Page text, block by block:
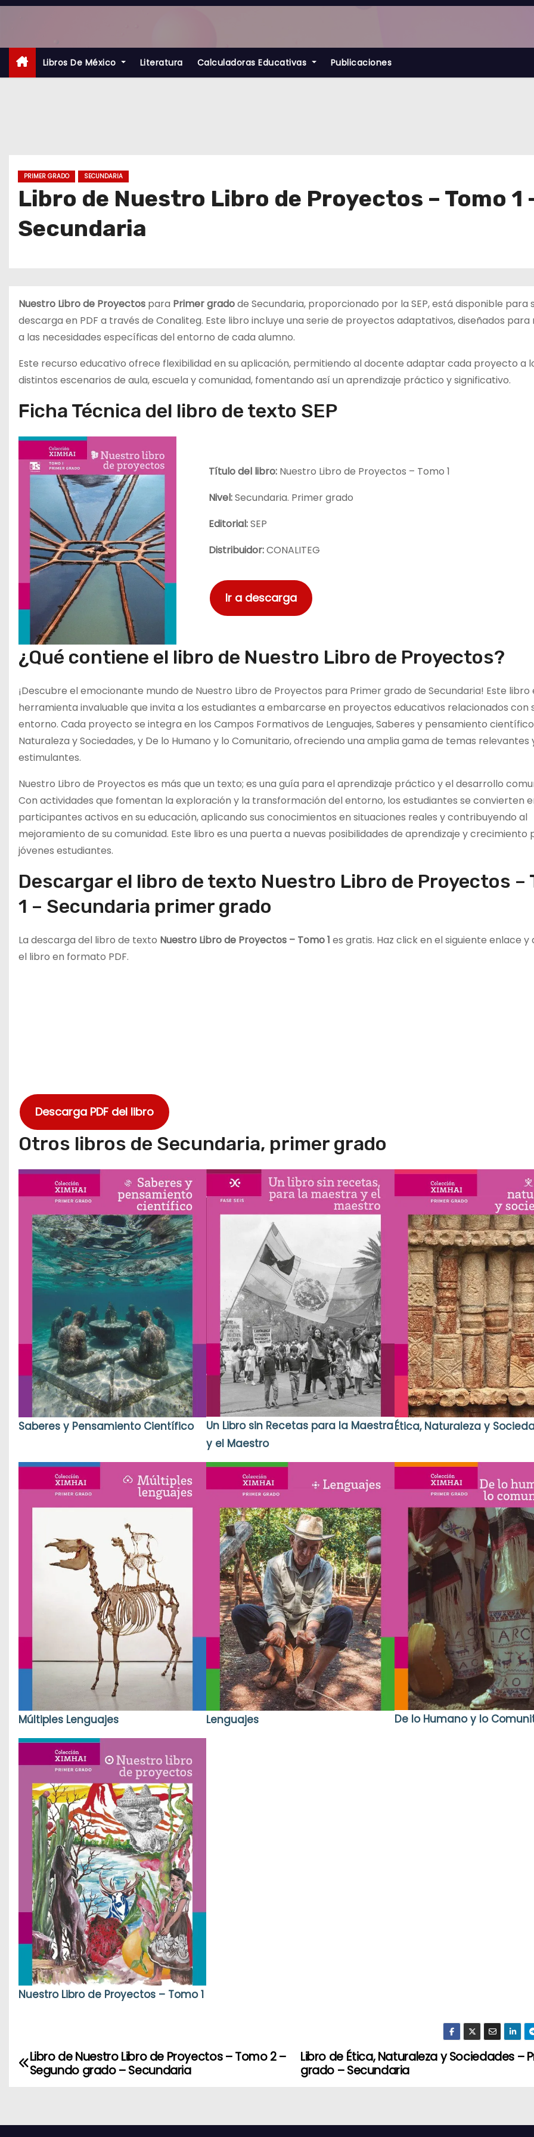
S
l
a
Libros De México Literatura Calculadoras Educativas Publicaciones
PRIMER GRADO SECUNDARIA
Libro de Nuestro Libro de Proyectos – Tomo 1
Secundaria
Nuestro Libro de Proyectos para Primer gradode Secundaria, proporcionado por la SEP, está disponible para
descarga en PDF a través de Conaliteg. Este libro incluye una serie de proyectos adaptativos, diseñados
a las necesidades específicas del entorno de cada alumno.
Este recurso educativo ofrece flexibilidad en su aplicación, permitiendo al docente adaptar cada proyecto a
distintos escenarios de aula, escuela y comunidad, fomentando así un aprendizaje práctico y significativo.
Ficha Técnica del libro de texto SEP
Título del libro: Nuestro Libro de Proyectos – Tomo 1
Nivel:Secundaria. Primer grado
Editorial:SEP
Distribuidor:CONALITEG
Ir a descarga
¿Qué contiene el libro de Nuestro Libro de Proyectos?
¡Descubre el emocionante mundo de Nuestro Libro de Proyectos para Primer grado de Secundaria! Este libro
herramienta invaluable que invita a los estudiantes a embarcarse en proyectos educativos relacionados con
entorno. Cada proyecto se integra en los Campos Formativos de Lenguajes, Saberes y pensamiento
Naturaleza y Sociedades, y De lo Humano y lo Comunitario, ofreciendo una amplia gama de temas relevantes
estimulantes.
Nuestro Libro de Proyectos es más que un texto; es una guía para el aprendizaje práctico y el desarrollo
Con actividades que fomentan la exploración y la transformación del entorno, los estudiantes se convierten
participantes activos en su educación, aplicando sus conocimientos en situaciones reales y contribuyendo al
mejoramiento de su comunidad. Este libro es una puerta a nuevas posibilidades de aprendizaje y crecimiento
jóvenes estudiantes.
Descargar el libro de texto Nuestro Libro de Proyectos –
1 – Secundaria primer grado
La descarga del libro de texto Nuestro Libro de Proyectos – Tomo 1 es gratis. Haz click en el siguiente enlace y
el libro en formato PDF.
Descarga PDF del libro
Otros libros de Secundaria, primer grado
Saberes y Pensamiento Científico
Un Libro sin Recetas para la Maestra
y el Maestro
Ética, Naturaleza y
Múltiples Lenguajes Lenguajes De lo Humano y lo
Nuestro Libro de Proyectos – Tomo 1
N
Libro de Ética, Naturaleza y Sociedades –
grado – Secundaria
Libro de Nuestro Libro de Proyectos – Tomo 2 –
Segundo grado – Secundaria